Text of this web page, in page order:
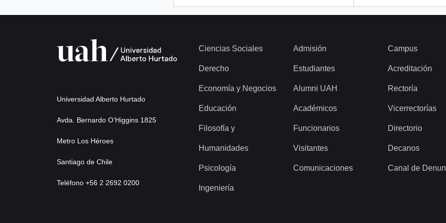
Universidad Alberto Hurtado
Avda. Bernardo O’Higgins 1825
Metro Los Héroes
Santiago de Chile
Teléfono +56 2 2692 0200
Ciencias Sociales
Derecho
Economía y Negocios
Educación
Filosofía y
Humanidades
Psicología
Ingeniería
Admisión
Estudiantes
Alumni UAH
Académicos
Funcionarios
Visitantes
Comunicaciones
Campus
Acreditación
Rectoría
Vicerrectorías
Directorio
Decanos
Canal de